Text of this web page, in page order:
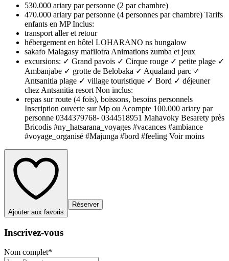
530.000 ariary par personne (2 par chambre)
470.000 ariary par personne (4 personnes par chambre) Tarifs
enfants en MP Inclus:
transport aller et retour
hébergement en hôtel LOHARANO ns bungalow
sakafo Malagasy mafilotra Animations zumba et jeux
excursions: ✓ Grand pavois ✓ Cirque rouge ✓ petite plage ✓
Ambanjabe ✓ grotte de Belobaka ✓ Aqualand parc ✓
Antsanitia plage ✓ village touristique ✓ Bord ✓ déjeuner
chez Antsanitia resort Non inclus:
repas sur route (4 fois), boissons, besoins personnels
Inscription ouverte sur Mp ou Acompte 100.000 ariary par
personne 0344379768- 0344518951 Mahavoky Besarety près
Bricodis #ny_hatsarana_voyages #vacances #ambiance
#voyage_organisé #Majunga #bord #feeling Voir moins
Ajouter aux favoris
Réserver
Inscrivez-vous
Nom complet*